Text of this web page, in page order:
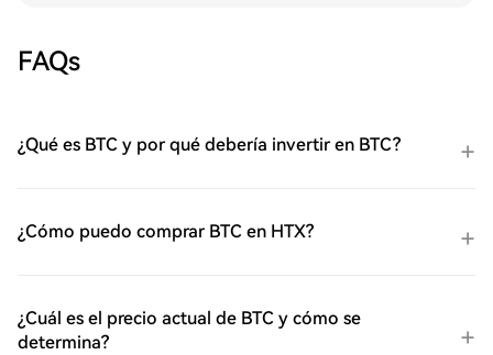
FAQs
¿Qué es BTC y por qué debería invertir en BTC?
¿Cómo puedo comprar BTC en HTX?
¿Cuál es el precio actual de BTC y cómo se
determina?